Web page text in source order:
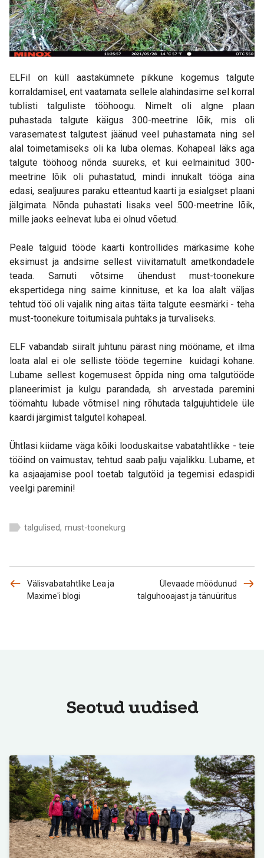
ELFil on küll aastakümnete pikkune kogemus talgute
korraldamisel, ent vaatamata sellele alahindasime sel korral
tublisti talguliste tööhoogu. Nimelt oli algne plaan
puhastada talgute käigus 300-meetrine lõik, mis oli
varasematest talgutest jäänud veel puhastamata ning sel
alal toimetamiseks oli ka luba olemas. Kohapeal läks aga
talgute tööhoog nõnda suureks, et kui eelmainitud 300-
meetrine lõik oli puhastatud, mindi innukalt tööga aina
edasi, sealjuures paraku etteantud kaarti ja esialgset plaani
jälgimata. Nõnda puhastati lisaks veel 500-meetrine lõik,
mille jaoks eelnevat luba ei olnud võetud.
Peale talguid tööde kaarti kontrollides märkasime kohe
eksimust ja andsime sellest viivitamatult ametkondadele
teada. Samuti võtsime ühendust must-toonekure
ekspertidega ning saime kinnituse, et ka loa alalt väljas
tehtud töö oli vajalik ning aitas täita talgute eesmärki - teha
must-toonekure toitumisala puhtaks ja turvaliseks.
ELF vabandab siiralt juhtunu pärast ning mööname, et ilma
loata alal ei ole selliste tööde tegemine kuidagi kohane.
Lubame sellest kogemusest õppida ning oma talgutööde
planeerimist ja kulgu parandada, sh arvestada paremini
töömahtu lubade võtmisel ning rõhutada talgujuhtidele üle
kaardi järgimist talgutel kohapeal.
Ühtlasi kiidame väga kõiki looduskaitse vabatahtlikke - teie
tööind on vaimustav, tehtud saab palju vajalikku. Lubame, et
ka asjaajamise pool toetab talgutöid ja tegemisi edaspidi
veelgi paremini!
talgulised, must-toonekurg
Välisvabatahtlike Lea ja
Maxime'i blogi
Ülevaade möödunud
talguhooajast ja tänuüritus
Seotud uudised